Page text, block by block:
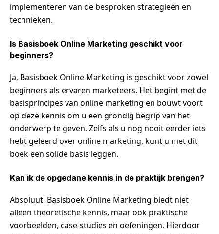
implementeren van de besproken strategieën en
technieken.
Is Basisboek Online Marketing geschikt voor
beginners?
Ja, Basisboek Online Marketing is geschikt voor zowel
beginners als ervaren marketeers. Het begint met de
basisprincipes van online marketing en bouwt voort
op deze kennis om u een grondig begrip van het
onderwerp te geven. Zelfs als u nog nooit eerder iets
hebt geleerd over online marketing, kunt u met dit
boek een solide basis leggen.
Kan ik de opgedane kennis in de praktijk brengen?
Absoluut! Basisboek Online Marketing biedt niet
alleen theoretische kennis, maar ook praktische
voorbeelden, case-studies en oefeningen. Hierdoor